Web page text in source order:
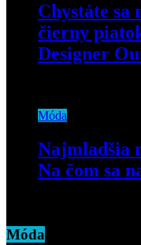
Chystáte sa
čierny
Designer
Móda
Najmladšia
Na čom sa
Móda